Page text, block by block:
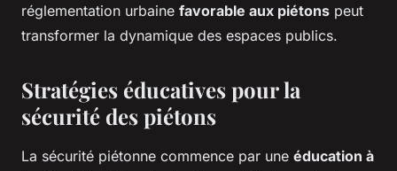
réglementation urbaine favorable aux piétons peut
transformer la dynamique des espaces publics.
Stratégies éducatives pour la
sécurité des piétons
La sécurité piétonne commence par une éducation à